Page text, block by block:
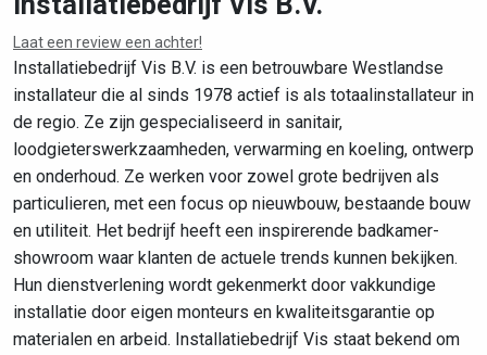
Leaflet |©OpenStreetMapcontributors
Laat een review een achter!
Installatiebedrijf Vis B.V. is een betrouwbare Westlandse
installateur die al sinds 1978 actief is als totaalinstallateur in
de regio. Ze zijn gespecialiseerd in sanitair,
loodgieterswerkzaamheden, verwarming en koeling, ontwerp
en onderhoud. Ze werken voor zowel grote bedrijven als
particulieren, met een focus op nieuwbouw, bestaande bouw
en utiliteit. Het bedrijf heeft een inspirerende badkamer-
showroom waar klanten de actuele trends kunnen bekijken.
Hun dienstverlening wordt gekenmerkt door vakkundige
installatie door eigen monteurs en kwaliteitsgarantie op
materialen en arbeid. Installatiebedrijf Vis staat bekend om